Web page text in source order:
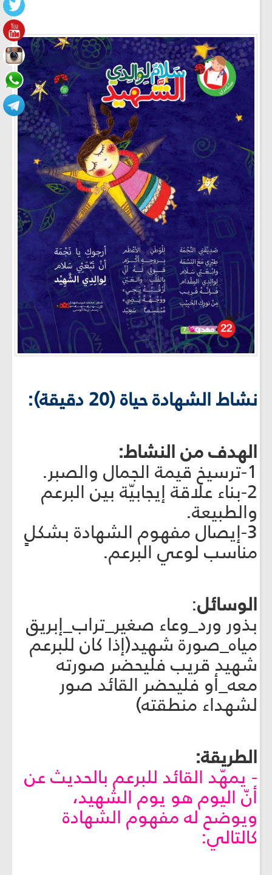
نشاط الشهادة حياة (20 دقيقة):
الهدف من النشاط:
1-ترسيخ قيمة الجمال والصبر.
2-بناء علاقة إيجابيّة بين البرعم
والطبيعة.
3-إيصال مفهوم الشهادة بشكلٍ
مناسب لوعي البرعم.
الوسائل:
بذور ورد_وعاء صغير_تراب_إبريق
مياه_صورة شهيد(إذا كان للبرعم
شهيد قريب فليحضر صورته
معه_أو فليحضر القائد صور
لشهداء منطقته)
الطريقة:
- يمهّد القائد للبرعم بالحديث عن
أنّ اليوم هو يوم الشهيد،
ويوضح له مفهوم الشهادة
كالتالي: